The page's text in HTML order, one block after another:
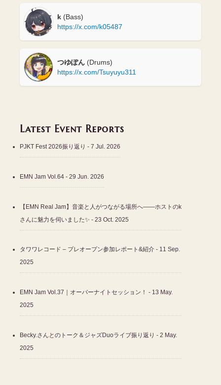
k (Bass)
https://x.com/k05487
つゆぽん (Drums)
https://x.com/Tsuyuyu311
Latest Event Reports
PJKT Fest 2026振り返り - 7 Jul. 2026
EMN Jam Vol.64 - 29 Jun. 2026
【EMN Real Jam】音楽と人がつながる場所へ――ホストのk
さんに魅力を伺いました✨ - 23 Oct. 2025
タワワレコード – プレオープン参加レポート&紹介 - 11 Sep.
2025
EMN Jam Vol.37｜オーバーナイトセッション！ - 13 May.
2025
Becky.さんとのトーク＆ジャズDuoライブ振り返り - 2 May.
2025